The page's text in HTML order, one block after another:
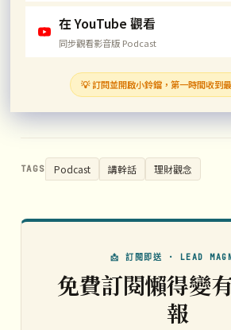
在 YouTube 觀看
同步觀看影音版 Podcast
💡 訂閱並開啟小鈴鐺，第一時間收到
TAGS Podcast 講幹話 理財觀念
📩 訂閱即送 · LEAD
免費訂閱懶得變
報